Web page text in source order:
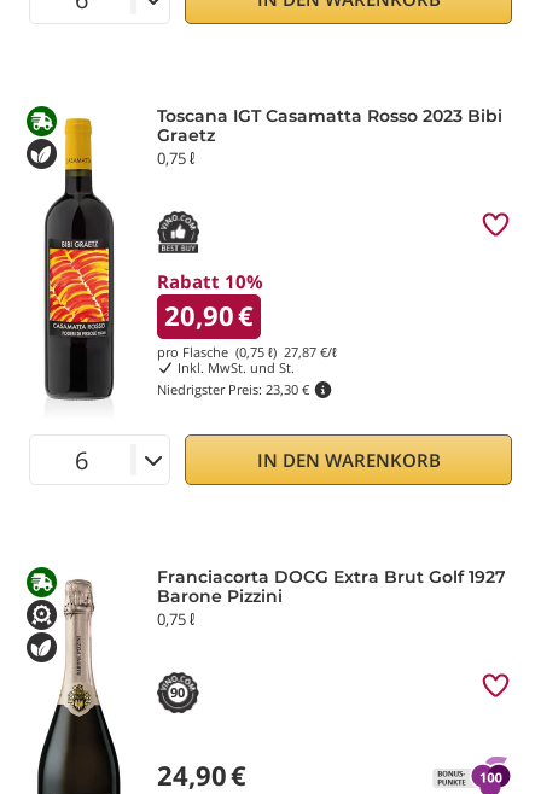
Toscana IGT Casamatta Rosso 2023 Bibi
Graetz
0,75 ℓ
Rabatt 10%
20,90€
pro Flasche (0,75 ℓ) 27,87 €/ℓ
Inkl. MwSt. und St.
Niedrigster Preis: 23,30 €
IN DEN WARENKORB
Franciacorta DOCG Extra Brut Golf 1927
Barone Pizzini
0,75 ℓ
90
24,90€